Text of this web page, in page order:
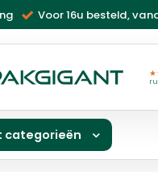
Voor 16u besteld,
categorieën